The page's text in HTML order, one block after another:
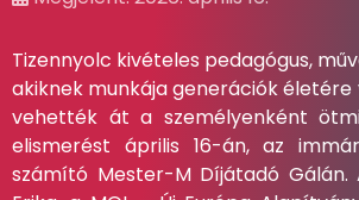
Tizennyolc kivételes pedagógus,
akiknek munkája generációk életére
vehették át a személyenként
elismerést április 16-án, az
számító Mester-M Díjátadó Gálán.